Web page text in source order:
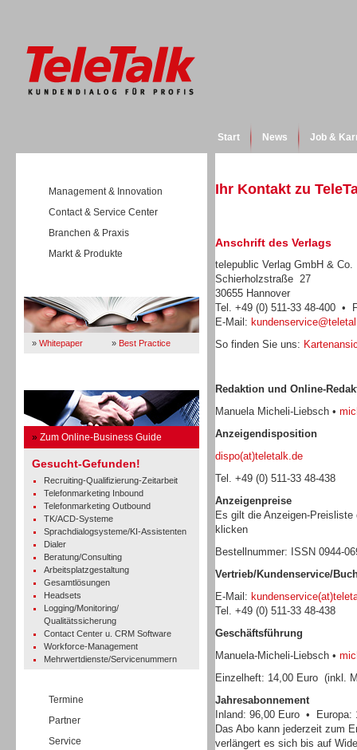
Start News Job &
Management & Innovation
Contact & Service Center
Branchen & Praxis
Markt & Produkte
» Whitepaper » Best Practice
» Zum Online-Business Guide
Gesucht-Gefunden!
Recruiting-Qualifizierung-Zeitarbeit
Telefonmarketing Inbound
Telefonmarketing Outbound
TK/ACD-Systeme
Sprachdialogsysteme/KI-Assistenten
Dialer
Beratung/Consulting
Arbeitsplatzgestaltung
Gesamtlösungen
Headsets
Logging/Monitoring/
Qualitätssicherung
Contact Center u. CRM Software
Workforce-Management
Mehrwertdienste/Servicenummern
Termine
Partner
Service
Ihr Kontakt zu
Anschrift des Verlags
telepublic Verlag GmbH & Co.
Schierholzstraße 27
30655 Hannover
Tel. +49 (0) 511-33 48-400 •
E-Mail:
So finden Sie uns:
Redaktion und Online-
Manuela Micheli-Liebsch •
Anzeigendisposition
dispo(at)teletalk.de
Tel. +49 (0) 511-33 48-438
Anzeigenpreise
Es gilt die Anzeigen-
klicken
Bestellnummer: ISSN 0944-
Vertrieb/Kundenservice/
E-Mail:
Tel. +49 (0) 511-33 48-438
Geschäftsführung
Manuela-Micheli-Liebsch •
Einzelheft: 14,00 Euro (inkl.
Jahresabonnement
Inland: 96,00 Euro • Europa:
Das Abo kann jederzeit zum
verlängert es sich bis auf